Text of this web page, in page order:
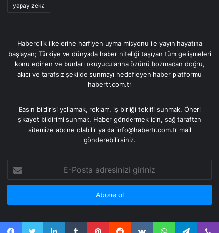
yapay zeka
Habercilik ilkelerine harfiyen uyma misyonu ile yayın hayatına
başlayan; Türkiye ve dünyada haber niteliği taşıyan tüm gelişmeleri
konu edinen ve bunları okuyucularına özünü bozmadan doğru,
akıcı ve tarafsız şekilde sunmayı hedefleyen haber platformu
habertr.com.tr
Basın bildirisi yollamak, reklam, iş birliği teklifi sunmak. Öneri
şikayet bildirimi sunmak. Haber göndermek için, sağ taraftan
sitemize abone olabilir ya da info@habertr.com.tr mail
gönderebilirsiniz.
Posta
adresinizi